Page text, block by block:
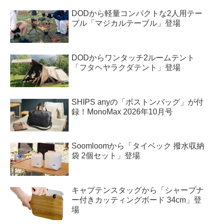
DODから軽量コンパクトな2人用テー
ブル「マジカルテーブル」登場
DODからワンタッチ2ルームテント
「フタヘヤラクダテント」登場
SHIPS anyの「ボストンバッグ」が付
録！MonoMax 2026年10月号
Soomloomから「タイベック 撥水収納
袋 2個セット」登場
キャプテンスタッグから「シャープナ
ー付きカッティングボード 34cm」登
場